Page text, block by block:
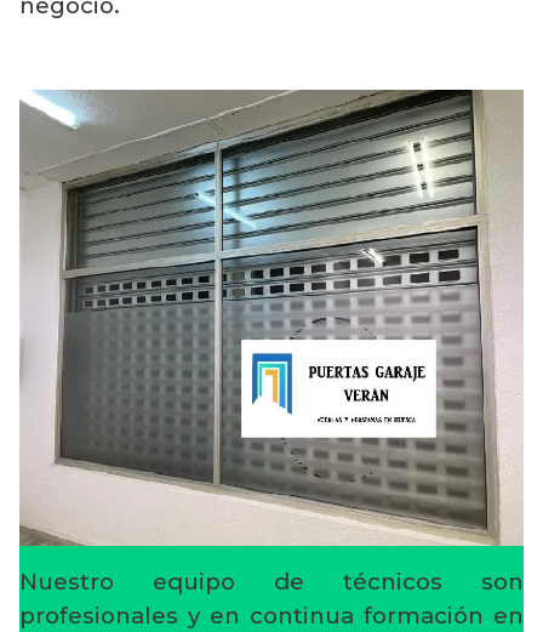
negocio.
Nuestro equipo de técnicos son
profesionales y en continua formación en